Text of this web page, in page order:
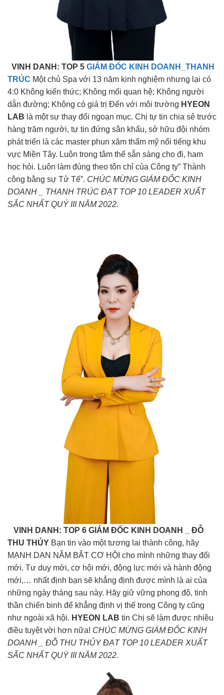
VINH DANH: TOP 5 GIÁM ĐỐC KINH DOANH_THANH
TRÚC Một chủ Spa với 13 năm kinh nghiệm nhưng lại có
4:0 Không kiến thức; Không mối quan hệ; Không người
dẫn đường; Không có giá trị Đến với môi trường HYEON
LAB là một sự thay đổi ngoạn mục. Chị tự tin chia sẻ trước
hàng trăm người, tự tin đứng sân khấu, sở hữu đội nhóm
phát triển là các master phun xăm thẩm mỹ nổi tiếng khu
vực Miền Tây. Luôn trong tâm thế sẵn sàng cho đi, ham
học hỏi. Luôn làm đúng theo tôn chỉ của Công ty” Thành
công bằng sự Tử Tế”. CHÚC MỪNG GIÁM ĐỐC KINH
DOANH _ THANH TRÚC ĐẠT TOP 10 LEADER XUẤT
SẮC NHẤT QUÝ III NĂM 2022.
VINH DANH: TOP 6 GIÁM ĐỐC KINH DOANH _ ĐỖ
THU THỦY Bạn tin vào một tương lai thành công, hãy
MẠNH DẠN NẮM BẮT CƠ HỘI cho mình những thay đổi
mới. Tư duy mới, cơ hội mới, động lực mới và hành động
mới,… nhất định bạn sẽ khẳng định được mình là ai của
những ngày tháng sau này. Hãy giữ vững phong độ, tinh
thần chiến binh để khẳng định vị thế trong Công ty cũng
như ngoài xã hội. HYEON LAB tin Chị sẽ làm được nhiều
điều tuyệt vời hơn nữa! CHÚC MỪNG GIÁM ĐỐC KINH
DOANH _ ĐỖ THU THỦY ĐẠT TOP 10 LEADER XUẤT
SẮC NHẤT QUÝ III NĂM 2022.